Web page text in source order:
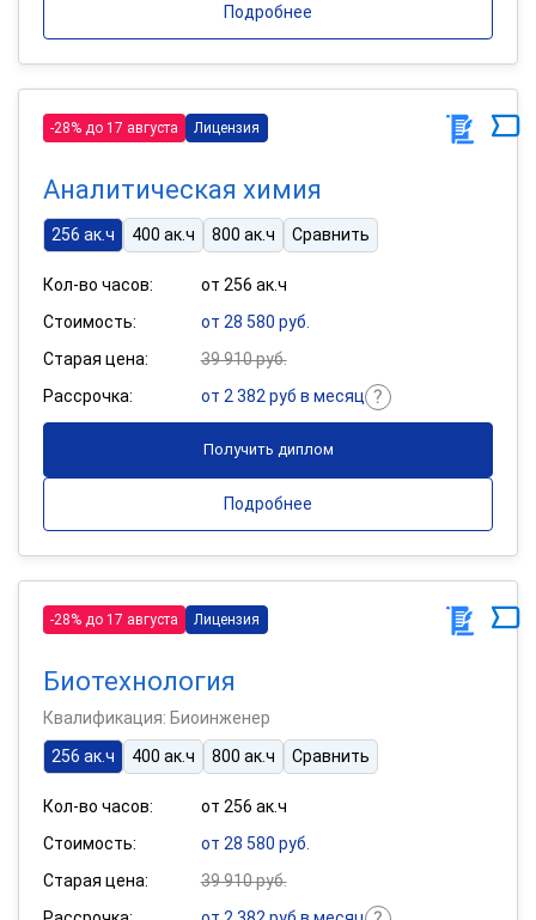
Подробнее
-28% до 17 августа Лицензия
Аналитическая химия
256 ак.ч 400 ак.ч 800 ак.ч Сравнить
Кол-во часов:
от 256 ак.ч
Стоимость:
от 28 580 руб.
Старая цена:
39 910 руб.
Рассрочка:
от 2 382 руб в месяц
Получить диплом
Подробнее
-28% до 17 августа Лицензия
Биотехнология
Квалификация: Биоинженер
256 ак.ч
400 ак.ч 800 ак.ч Сравнить
Кол-во часов:
от 256 ак.ч
Стоимость:
от 28 580 руб.
Старая цена:
39 910 руб.